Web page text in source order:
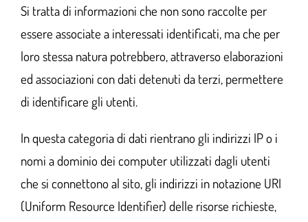
Si tratta di informazioni che non sono raccolte per
essere associate a interessati identificati, ma che per
loro stessa natura potrebbero, attraverso elaborazioni
ed associazioni con dati detenuti da terzi, permettere
di identificare gli utenti.
In questa categoria di dati rientrano gli indirizzi IP o i
nomi a dominio dei computer utilizzati dagli utenti
che si connettono al sito, gli indirizzi in notazione URI
(Uniform Resource Identifier) delle risorse richieste,